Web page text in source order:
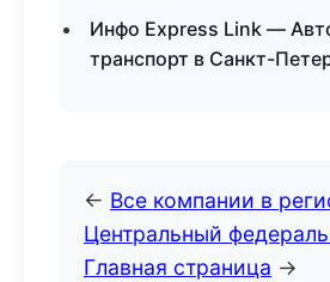
Инфо Express Link —
транспорт в Санкт-
← Все компании в
Центральный
Главная страница →